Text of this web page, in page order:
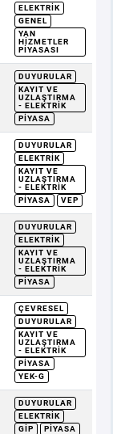
ELEKTRIK
GENEL
YAN
HIZMETLER
PIYASASI
DUYURULAR
KAYIT VE
UZLAŞTIRMA
- ELEKTRIK
PIYASA
DUYURULAR
ELEKTRIK
KAYIT VE
UZLAŞTIRMA
- ELEKTRIK
PIYASA
VEP
DUYURULAR
ELEKTRIK
KAYIT VE
UZLAŞTIRMA
- ELEKTRIK
PIYASA
ÇEVRESEL
DUYURULAR
KAYIT VE
UZLAŞTIRMA
- ELEKTRIK
PIYASA
YEK-G
DUYURULAR
ELEKTRIK
GİP
PIYASA